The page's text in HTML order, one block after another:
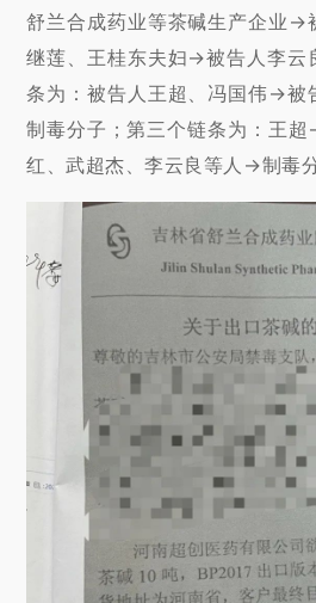
舒兰合成药业等茶碱生产企业
继莲、王桂东夫妇→被告人李
条为：被告人王超、冯国伟→
制毒分子；第三个链条为：王
红、武超杰、李云良等人→制毒分